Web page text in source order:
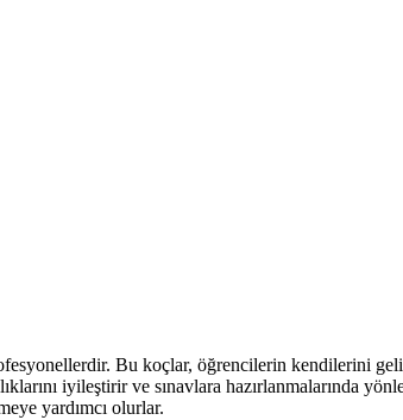
Bu koçlar, öğrencilerin kendilerini
iyileştirir ve sınavlara hazırlanmalarında
yardımcı olurlar.